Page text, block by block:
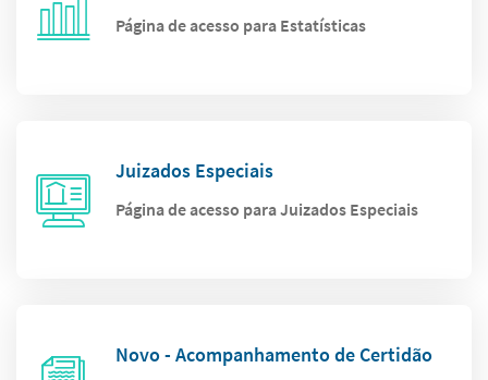
Página de acesso para Estatísticas
Juizados Especiais
Página de acesso para Juizados Especiais
Novo - Acompanhamento de Certidão